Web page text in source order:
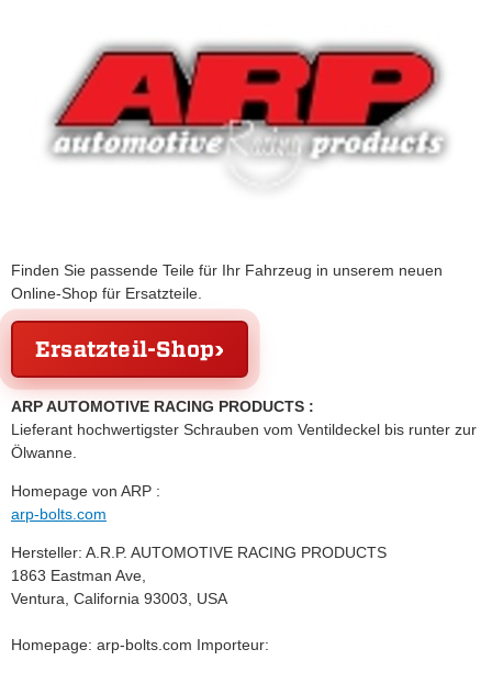
Finden Sie passende Teile für Ihr Fahrzeug in unserem neuen
Online-Shop für Ersatzteile.
Ersatzteil-Shop
ARP AUTOMOTIVE RACING PRODUCTS :
Lieferant hochwertigster Schrauben vom Ventildeckel bis runter zur
Ölwanne.
Homepage von ARP :
arp-bolts.com
Hersteller: A.R.P. AUTOMOTIVE RACING PRODUCTS
1863 Eastman Ave,
Ventura, California 93003, USA
Homepage: arp-bolts.com Importeur: